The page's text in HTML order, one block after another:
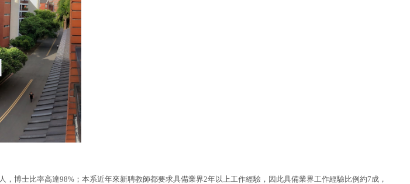
人，博士比率高達98%；本系近年來新聘教師都要求具備業界2年以上工作經驗，因此具備業界工作經驗比例約7成，